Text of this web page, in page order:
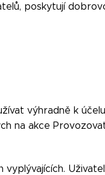
poskytují
výhradně k
na akce